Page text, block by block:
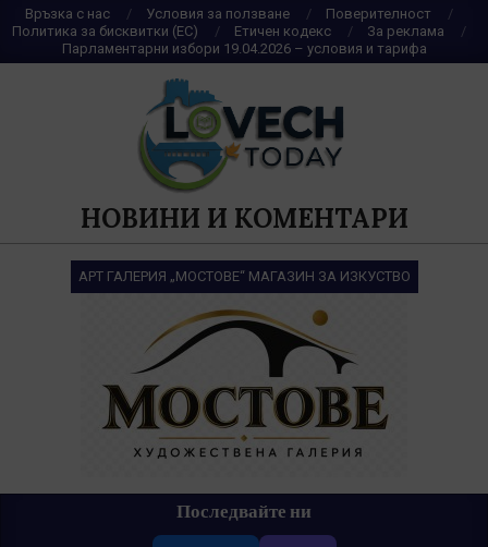
Skip
to
content
Връзка с нас Условия за ползване
Поверителност
Политика за бисквитки (ЕС)
Етичен кодекс
За реклама
Парламентарни избори 19.04.2026 – условия и тарифа
НОВИНИ И КОМЕНТАРИ
АРТ ГАЛЕРИЯ „МОСТОВЕ“ МАГАЗИН ЗА ИЗКУСТВО
Последвайте ни